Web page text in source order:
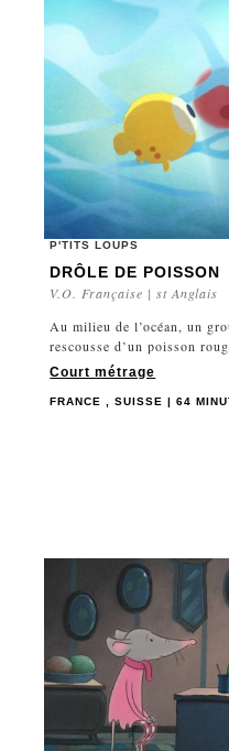
P'TITS LOUPS
DRÔLE DE POISSON
V.O. Française | st Anglais
Au milieu de l’océan, un
rescousse d’un poisson
Court métrage
FRANCE , SUISSE | 64